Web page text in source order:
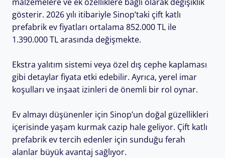
gösterir. 2026 yılı itibariyle Sinop’taki çift katlı
prefabrik ev fiyatları ortalama 852.000 TL ile
1.390.000 TL arasında değişmekte.
Ekstra yalıtım sistemi veya özel dış cephe kaplaması
gibi detaylar fiyata etki edebilir. Ayrıca, yerel imar
koşulları ve inşaat izinleri de önemli bir rol oynar.
Ev almayı düşünenler için Sinop’un doğal güzellikleri
içerisinde yaşam kurmak cazip hale geliyor. Çift katlı
prefabrik ev tercih edenler için sunduğu ferah
alanlar büyük avantaj sağlıyor.